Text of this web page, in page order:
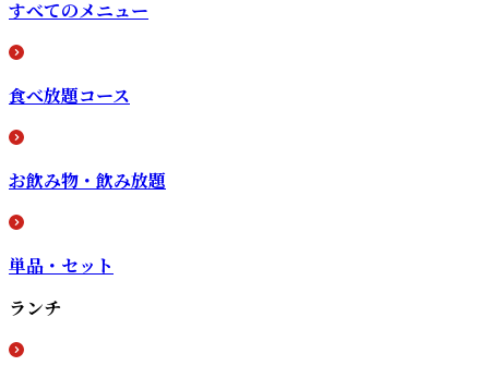
すべてのメニュー
食べ放題コース
お飲み物・飲み放題
単品・セット
ランチ